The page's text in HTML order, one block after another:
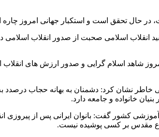
حال تحقق است و استکبار جهانی امروز چاره
انقلاب اسلامی صحبت از صدور انقلاب
شاهد اسلام گرایی و صدور ارزش های
نشان کرد: دشمنان به بهانه حجاب درصدد به
خانواده و جامعه دارد.
کشور گفت: بانوان ایرانی پس از پیروزی
مقدس بر کسی پوشیده نیست.